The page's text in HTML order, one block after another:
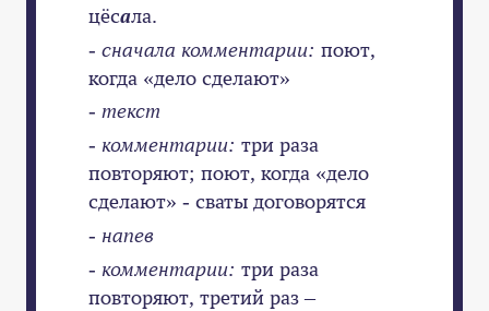
цёсала.
- сначала комментарии: поют,
когда «дело сделают»
- текст
- комментарии: три раза
повторяют; поют, когда «дело
сделают» - сваты договорятся
- напев
- комментарии: три раза
повторяют, третий раз –